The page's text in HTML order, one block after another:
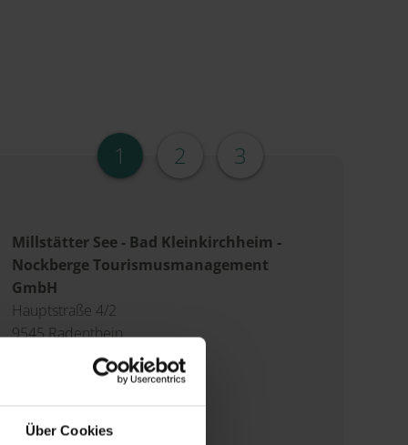
Über Cookies
1 2 3
Millstätter See - Bad Kleinkirchheim -
Nockberge Tourismusmanagement
GmbH
Hauptstraße 4/2
9545 Radenthein
Tel.: +43 4246 37444
info@mbn-tourismus.at